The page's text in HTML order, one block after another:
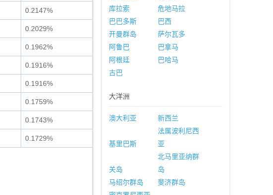
0.2147%
0.2029%
0.1962%
0.1916%
0.1916%
0.1759%
0.1743%
0.1729%
库拉索
危地马拉
巴巴多斯
巴西
开曼群岛
萨尔瓦多
阿鲁巴
巴拿马
阿根廷
巴哈马
古巴
大洋洲
澳大利亚 新西兰
基里巴斯
法属波利尼西
亚
关岛
北马里亚纳群
岛
马绍尔群岛
斐济群岛